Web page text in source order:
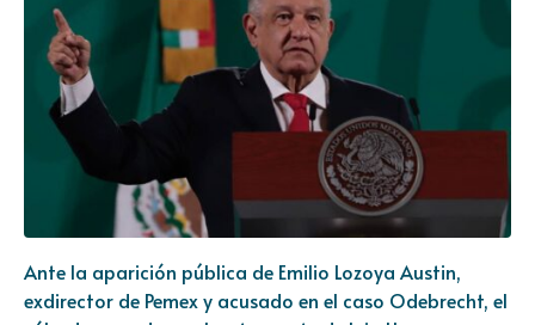
Ante la aparición pública de Emilio Lozoya Austin,
exdirector de Pemex y acusado en el caso Odebrecht, el